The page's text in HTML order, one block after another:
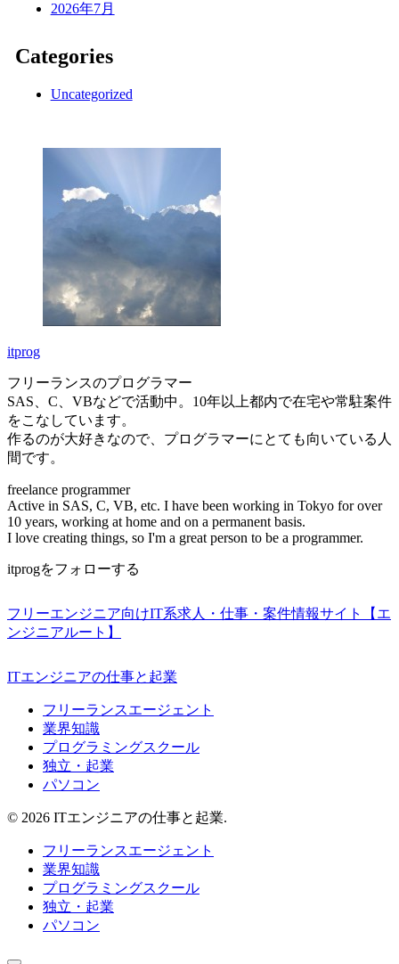
2026年7月
Categories
Uncategorized
itprog
フリーランスのプログラマー
SAS、C、VBなどで活動中。10年以上都内で在宅や常駐案件
をこなしています。
作るのが大好きなので、プログラマーにとても向いている人
間です。
freelance programmer
Active in SAS, C, VB, etc. I have been working in Tokyo for over
10 years, working at home and on a permanent basis.
I love creating things, so I'm a great person to be a programmer.
itprogをフォローする
フリーエンジニア向けIT系求人・仕事・案件情報サイト【エ
ンジニアルート】
ITエンジニアの仕事と起業
フリーランスエージェント
業界知識
プログラミングスクール
独立・起業
パソコン
© 2026 ITエンジニアの仕事と起業.
フリーランスエージェント
業界知識
プログラミングスクール
独立・起業
パソコン